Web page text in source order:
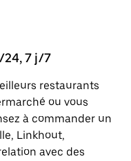
24, 7 j/7
restaurants
ou vous
à commander un
Linkhout,
avec des